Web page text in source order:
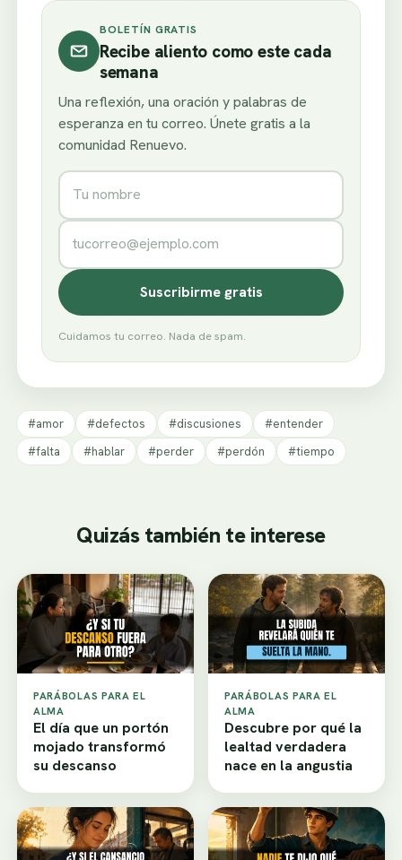
BOLETÍN GRATIS
Recibe aliento como este cada
semana
Una reflexión, una oración y palabras de
esperanza en tu correo. Únete gratis a la
comunidad Renuevo.
Nombre
Correo electrónico
Suscribirme gratis
Cuidamos tu correo. Nada de spam.
#amor #defectos #discusiones
#entender
#falta
#hablar #perder #perdón #tiempo
Quizás también te interese
PARÁBOLAS PARA EL
ALMA
El día que un portón
mojado transformó
su descanso
PARÁBOLAS PARA EL
ALMA
Descubre por qué la
lealtad verdadera
nace en la angustia